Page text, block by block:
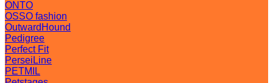
ONTO
OSSO fashion
OutwardHound
Pedigree
Perfect Fit
PerseiLine
PETMIL